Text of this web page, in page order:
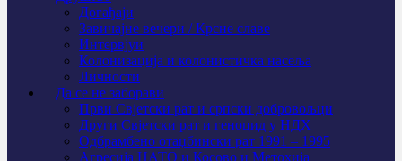
Догађаји
Завичајне вечери / Крсне славе
Интервјуи
Колонизација и колонистичка насеља
Личности
Да се не заборави
Први Свјeтски рат и српски добровољци
Други Свјетски рат и геноцид у НДХ
Одбрамбено отаџбински рат 1991 – 1995
Агресија НАТО и Косово и Метохија